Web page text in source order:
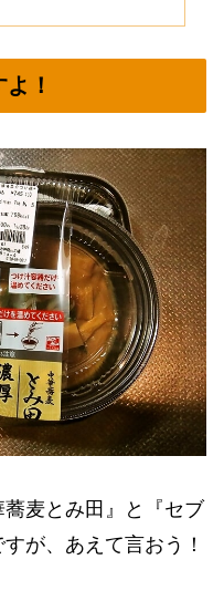
！
麦とみ田』と『セブ
が、あえて言おう！